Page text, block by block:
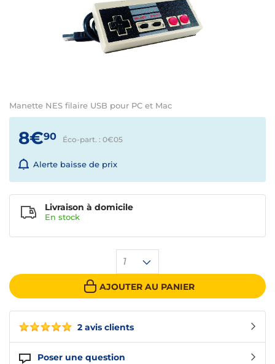
Manette NES filaire USB pour PC et Mac
2 avis clients
Poser une question
8€90 Éco-part. : 0€05
Alerte baisse de prix
1
AJOUTER AU PANIER
Livraison à domicile
En stock